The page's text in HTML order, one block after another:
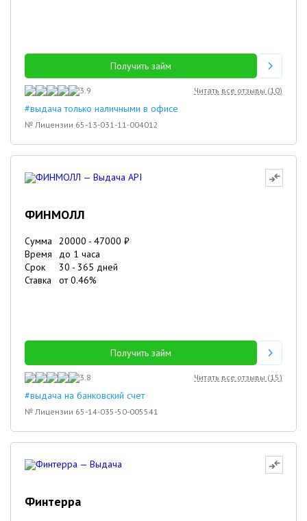
Получить займ
3.9 Читать все отзывы (10)
#выдача только наличными в офисе
№ Лицензии 65-13-031-11-004012
ФИНМОЛЛ
Сумма 20000 - 47000 ₽
Время
до 1 часа
Срок
30 - 365 дней
Ставка
от0.46%
Получить займ
3.8 Читать все отзывы (15)
#выдача на банковский счет
№ Лицензии 65-14-035-50-005541
Финтерра